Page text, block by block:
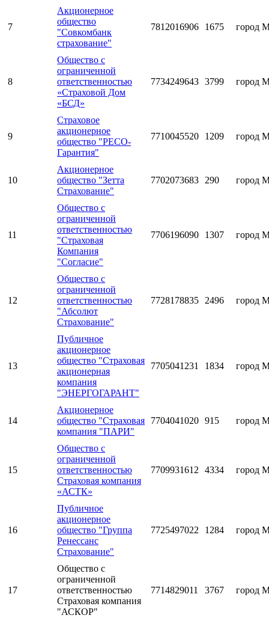
7
Акционерное
общество
"Совкомбанк
страхование"
7812016906 1675 город
8
Общество с
ограниченной
ответственностью
«Страховой Дом
«БСД»
7734249643 3799 город
9
Страховое
акционерное
общество "РЕСО-
Гарантия"
7710045520 1209 город
10
Акционерное
общество "Зетта
Страхование"
7702073683 290 город
11
Общество с
ограниченной
ответственностью
"Страховая
Компания
"Согласие"
7706196090 1307 город
12
Общество с
ограниченной
ответственностью
"Абсолют
Страхование"
7728178835 2496 город
13
Публичное
акционерное
общество "Страховая
акционерная
компания
"ЭНЕРГОГАРАНТ"
7705041231 1834 город
14
Акционерное
общество "Страховая
компания "ПАРИ"
7704041020 915 город
15
Общество с
ограниченной
ответственностью
Страховая компания
«АСТК»
7709931612 4334 город
16
Публичное
акционерное
общество "Группа
Ренессанс
Страхование"
7725497022 1284 город
17
Общество с
ограниченной
ответственностью
Страховая компания
"АСКОР"
7714829011 3767 город